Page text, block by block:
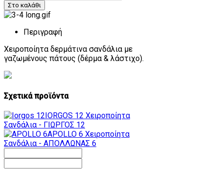
Περιγραφή
Χειροποίητα δερμάτινα σανδάλια με
γαζωμένους πάτους (δέρμα & λάστιχο).
Σχετικά προϊόντα
IORGOS 12 Χειροποίητα
Σανδάλια - ΓΙΩΡΓΟΣ 12
APOLLO 6 Χειροποίητα
Σανδάλια - ΑΠΟΛΛΩΝΑΣ 6